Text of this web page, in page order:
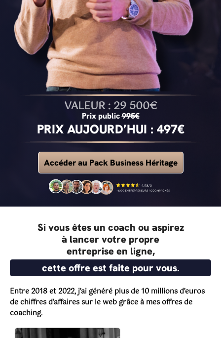
VALEUR : 29 500€
Prix public995€
PRIX AUJOURD’HUI : 497€
Accéder au Pack Business Héritage
Si vous êtes un coach ou aspirez
à lancer votre propre
entreprise en ligne,
cette offre est faite pour vous.
Entre 2018 et 2022, j’ai généré plus de 10 millions d’euros
de chiffres d’affaires sur le web grâce à mes offres de
coaching.